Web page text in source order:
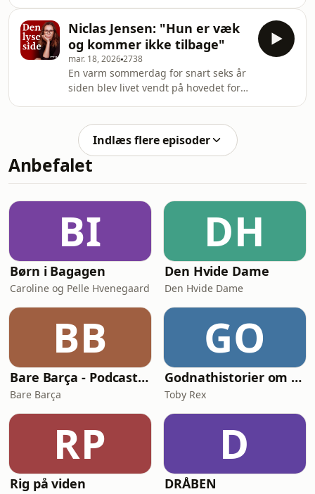
den behandling, der reddede ham og
langsomt m
livets store spørgsmål og følelsen af
ensomhed overvældede hende. I
denne episode af Den Lyse Side
fortæller skuespilleren vært Mette
Cornelius om vejen gennem tvivlen til
forståelsen af sig selv på ny.
Niclas Jensen: "Hun er væk
og kommer ikke tilbage"
mar. 18, 20262738
En varm sommerdag for snart seks år
siden blev livet vendt på hovedet for
tog deres mor og Niclas’ ekskone sit
eget liv — et chok, der efterlod
familien i dyb sorg, med skyldfølelse
og en bunke af ubesvarede
Niclas Jensen åbent om den dag, hvor
han fandt hende død, om at skulle
give den ubær
Indlæs flere episoder
Anbefalet
BI
Børn i Bagagen
Caroline og Pelle Hvenegaard
DH
Den Hvide Dame
Den Hvide Dame
BB
Bare Barça - Podcasten om FC Barcelona
Bare Barça
GO
Godnathistorier om NinjaSaurerne Storm og Aske
Toby Rex
RP
Rig på viden
D
DRÅBEN